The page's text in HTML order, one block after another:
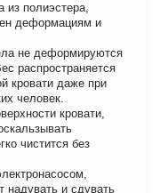
из полиэстера,
деформациям и
не деформируются
распространяется
кровати даже при
человек.
кровати,
чистится без
надувать и сдувать